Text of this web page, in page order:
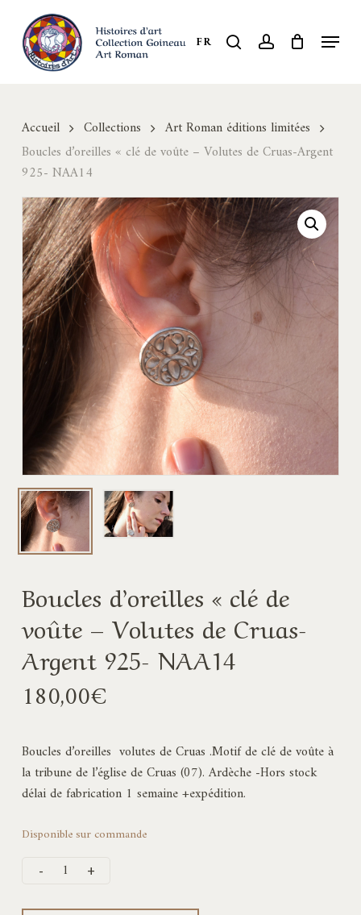
main
content
FR search account Menu
Accueil Collections
Art Roman éditions limitées
Boucles d’oreilles « clé de voûte – Volutes de Cruas-Argent
925- NAA14
Boucles d’oreilles « clé de
voûte – Volutes de Cruas-
Argent 925- NAA14
180,00€
Boucles d’oreilles volutes de Cruas .Motif de clé de voûte à
la tribune de l’église de Cruas (07). Ardèche -Hors stock
délai de fabrication 1 semaine +expédition.
Disponible sur commande
Close